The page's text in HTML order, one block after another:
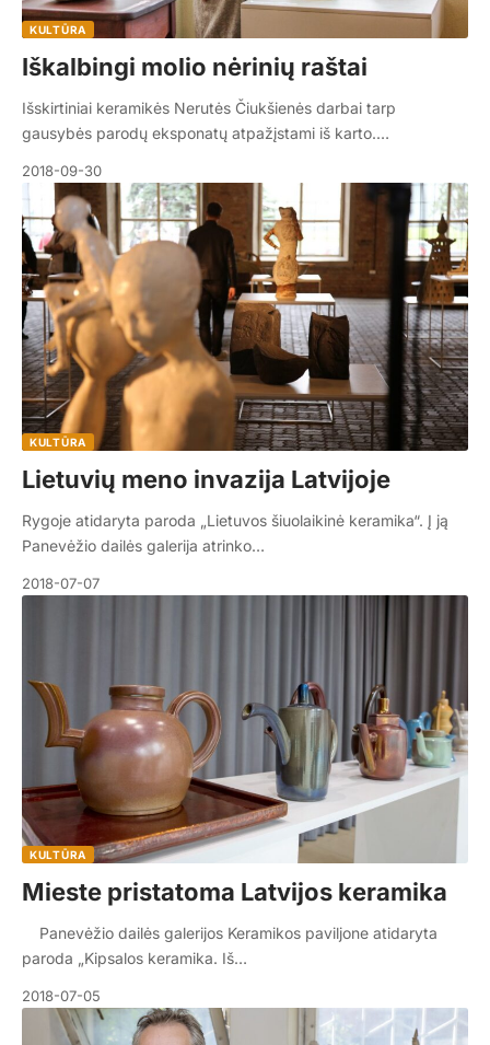
KULTŪRA
Iškalbingi molio nėrinių raštai
Išskirtiniai keramikės Nerutės Čiukšienės darbai tarp
gausybės parodų eksponatų atpažįstami iš karto.…
2018-09-30
KULTŪRA
Lietuvių meno invazija Latvijoje
Rygoje atidaryta paroda „Lietuvos šiuolaikinė keramika“. Į ją
Panevėžio dailės galerija atrinko…
2018-07-07
KULTŪRA
Mieste pristatoma Latvijos keramika
Panevėžio dailės galerijos Keramikos paviljone atidaryta
paroda „Kipsalos keramika. Iš…
2018-07-05